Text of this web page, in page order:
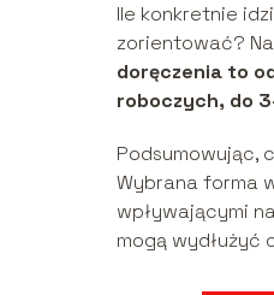
Ile konkretnie
zorientować?
doręczenia to
roboczych, do
Podsumowując,
Wybrana forma
wpływającymi
mogą wydłużyć